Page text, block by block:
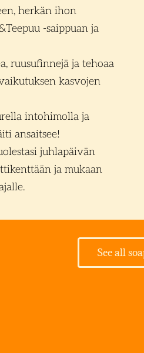
herkän ihon
-saippuan ja
ruusufinnejä ja tehoaa
kasvojen
intohimolla ja
ansaitsee!
juhlapäivän
ja mukaan
See all